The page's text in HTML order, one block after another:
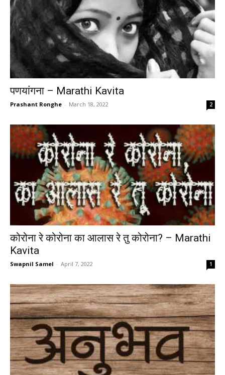
पणयांगना – Marathi Kavita
Prashant Ronghe - March 18, 2022 2
कोरोना रे कोरोना का आलास रे तु कोरोना? – Marathi
Kavita
Swapnil Samel - April 7, 2022 1